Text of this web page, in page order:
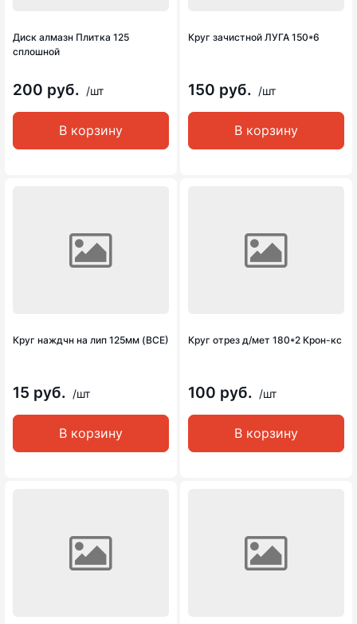
Диск алмазн Плитка 125
сплошной
200 руб. /шт
В корзину
Круг зачистной ЛУГА 150*6
150 руб. /шт
В корзину
Круг наждчн на лип 125мм (ВСЕ)
15 руб. /шт
В корзину
Круг отрез д/мет 180*2 Крон-кс
100 руб. /шт
В корзину